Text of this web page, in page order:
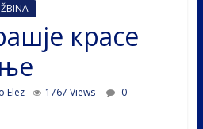
красе
Elez 1767 Views
0